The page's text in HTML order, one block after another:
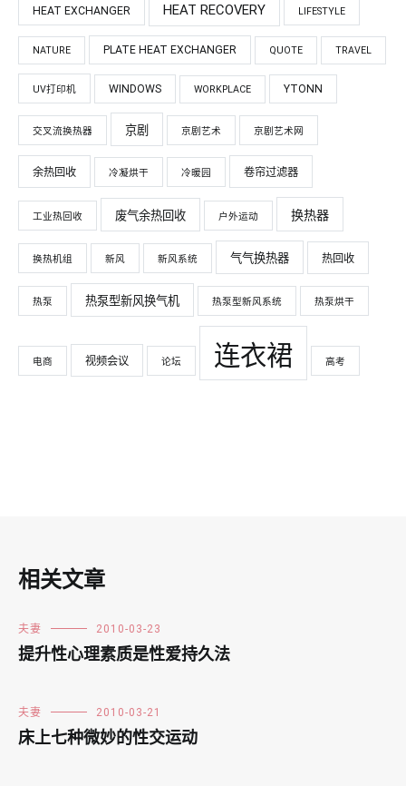
HEAT EXCHANGER HEAT RECOVERY LIFESTYLE
NATURE PLATE HEAT EXCHANGER QUOTE TRAVEL
UV打印机 WINDOWS WORKPLACE YTONN
交叉流换热器 京剧 京剧艺术 京剧艺术网
余热回收 冷凝烘干 冷暖园 卷帘过滤器
工业热回收 废气余热回收 户外运动 换热器
换热机组 新风 新风系统 气气换热器 热回收
热泵 热泵型新风换气机 热泵型新风系统 热泵烘干
电商 视频会议 论坛 连衣裙 高考
相关文章
夫妻 2010-03-23
提升性心理素质是性爱持久法
夫妻 2010-03-21
床上七种微妙的性交运动